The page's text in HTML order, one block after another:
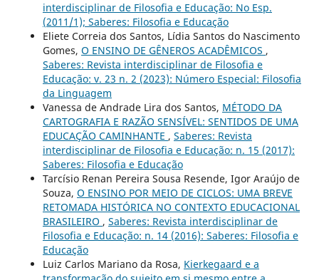
interdisciplinar de Filosofia e Educação: No Esp.
(2011/1); Saberes: Filosofia e Educação
Eliete Correia dos Santos, Lídia Santos do Nascimento
Gomes, O ENSINO DE GÊNEROS ACADÊMICOS ,
Saberes: Revista interdisciplinar de Filosofia e
Educação: v. 23 n. 2 (2023): Número Especial: Filosofia
da Linguagem
Vanessa de Andrade Lira dos Santos, MÉTODO DA
CARTOGRAFIA E RAZÃO SENSÍVEL: SENTIDOS DE UMA
EDUCAÇÃO CAMINHANTE , Saberes: Revista
interdisciplinar de Filosofia e Educação: n. 15 (2017):
Saberes: Filosofia e Educação
Tarcísio Renan Pereira Sousa Resende, Igor Araújo de
Souza, O ENSINO POR MEIO DE CICLOS: UMA BREVE
RETOMADA HISTÓRICA NO CONTEXTO EDUCACIONAL
BRASILEIRO , Saberes: Revista interdisciplinar de
Filosofia e Educação: n. 14 (2016): Saberes: Filosofia e
Educação
Luiz Carlos Mariano da Rosa, Kierkegaard e a